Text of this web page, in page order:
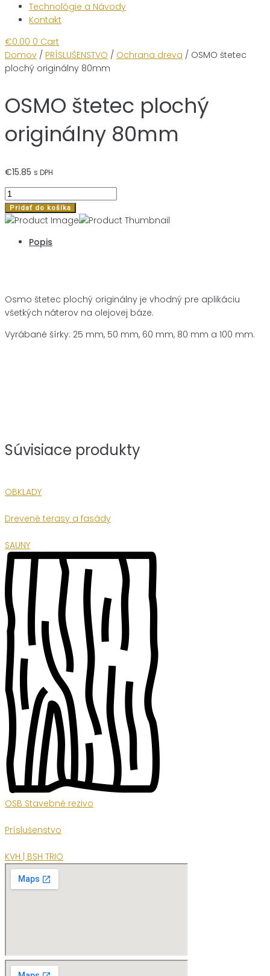
Technológie a Návody
Kontakt
€0.00 0 Cart
Domov / PRÍSLUŠENSTVO / Ochrana dreva / OSMO štetec
plochý originálny 80mm
OSMO štetec plochý
originálny 80mm
€15.85 s DPH
množstvo
OSMO
štetec
originálny
Pridať do košíka
Popis
Osmo štetec plochý originálny je vhodný pre aplikáciu
všetkých náterov na olejovej báze.
Vyrábané šírky: 25 mm, 50 mm, 60 mm, 80 mm a 100 mm.
Súvisiace produkty
OBKLADY
Drevené terasy a fasády
SAUNY
OSB Stavebné rezivo
Príslušenstvo
KVH | BSH TRIO